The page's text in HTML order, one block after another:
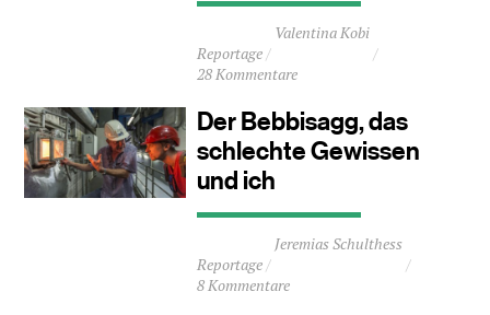
Durchschnittliche
ca.
7
Reportage
Valentina Kobi
28 Kommentare
Der Bebbisagg, das
schlechte Gewissen
und ich
Durchschnittliche
ca.
5
Reportage
Jeremias Schulthess
8 Kommentare